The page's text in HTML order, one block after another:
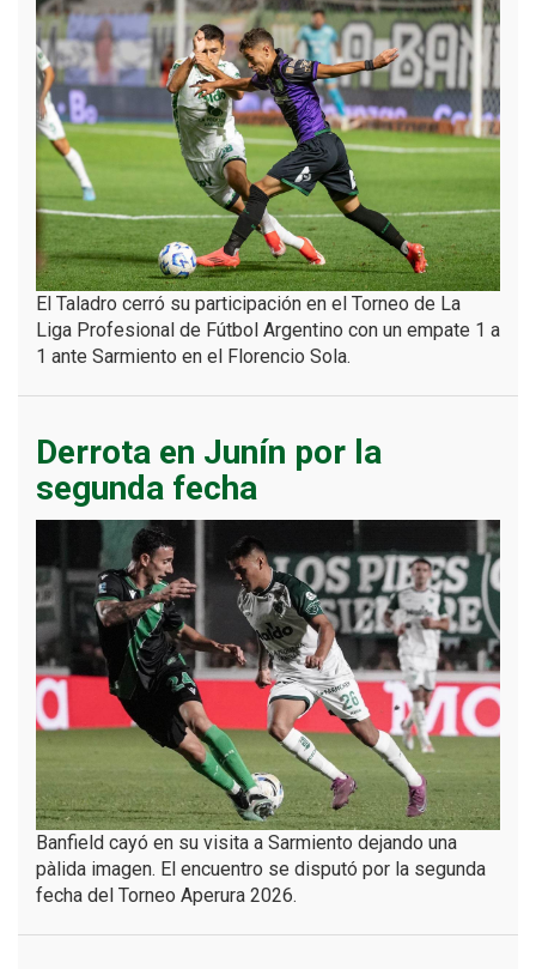
El Taladro cerró su participación en el Torneo de La
Liga Profesional de Fútbol Argentino con un empate 1 a
1 ante Sarmiento en el Florencio Sola.
Derrota en Junín por la
segunda fecha
Banfield cayó en su visita a Sarmiento dejando una
pàlida imagen. El encuentro se disputó por la segunda
fecha del Torneo Aperura 2026.